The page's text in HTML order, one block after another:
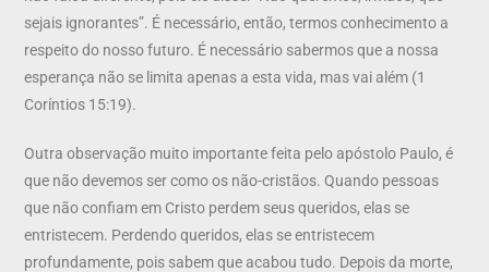
sejais ignorantes”. É necessário, então, termos conhecimento a
respeito do nosso futuro. É necessário sabermos que a nossa
esperança não se limita apenas a esta vida, mas vai além (1
Coríntios 15:19).
Outra observação muito importante feita pelo apóstolo Paulo, é
que não devemos ser como os não-cristãos. Quando pessoas
que não confiam em Cristo perdem seus queridos, elas se
entristecem. Perdendo queridos, elas se entristecem
profundamente, pois sabem que acabou tudo. Depois da morte,